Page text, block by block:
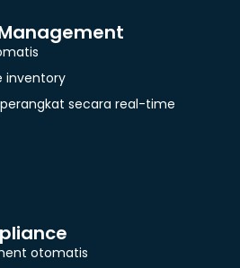
inventory
secara real-time
otomatis